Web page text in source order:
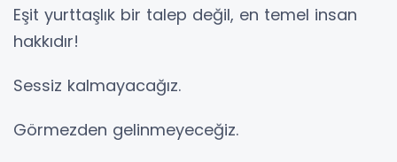
Eşit yurttaşlık bir talep değil, en temel insan
hakkıdır!
Sessiz kalmayacağız.
Görmezden gelinmeyeceğiz.